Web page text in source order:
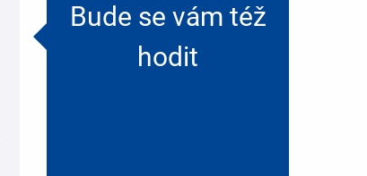
Bude se vám též
hodit